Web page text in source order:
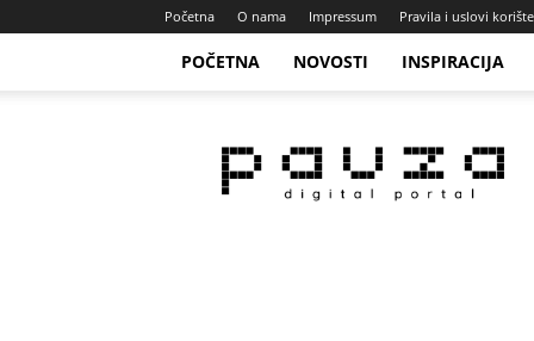
Početna O nama Impressum Pravila i uslovi
POČETNA NOVOSTI INSPIRACIJA
Portal